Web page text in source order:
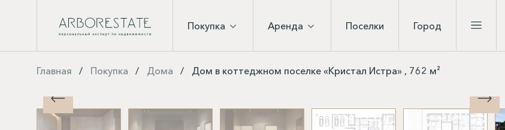
Покупка Аренда Поселки Город
Главная Покупка Дома Дом в коттеджном поселке «Кристал Истра» , 762 м²